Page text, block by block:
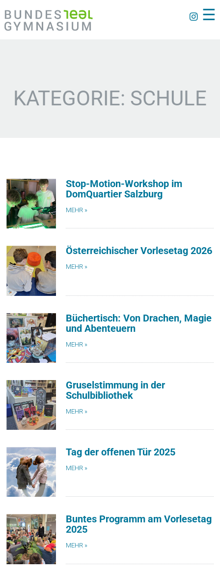
☰
KATEGORIE: SCHULE
Stop-Motion-Workshop im
DomQuartier Salzburg
MEHR »
Österreichischer Vorlesetag 2026
MEHR »
Büchertisch: Von Drachen, Magie
und Abenteuern
MEHR »
Gruselstimmung in der
Schulbibliothek
MEHR »
Tag der offenen Tür 2025
MEHR »
Buntes Programm am Vorlesetag
2025
MEHR »